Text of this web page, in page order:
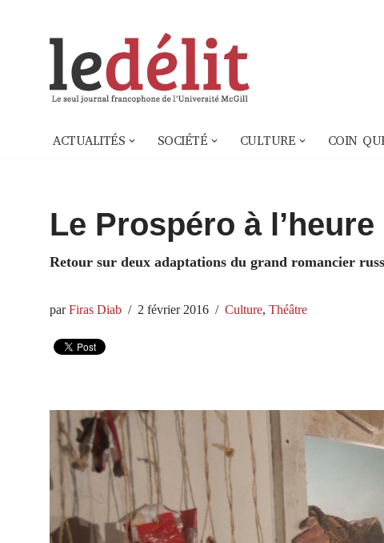
ACTUALITÉS SOCIÉTÉ CULTURE COIN
Le Prospéro à
Retour sur deux adaptations du grand romancier
parFiras Diab 2 février 2016 Culture, Théâtre